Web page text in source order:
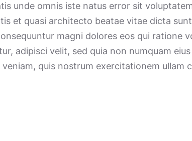
unde omnis iste natus error sit
et quasi architecto beatae vitae dicta
magni dolores eos qui ratione
adipisci velit, sed quia non numquam
veniam, quis nostrum exercitationem